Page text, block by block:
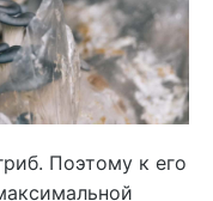
Поэтому к его